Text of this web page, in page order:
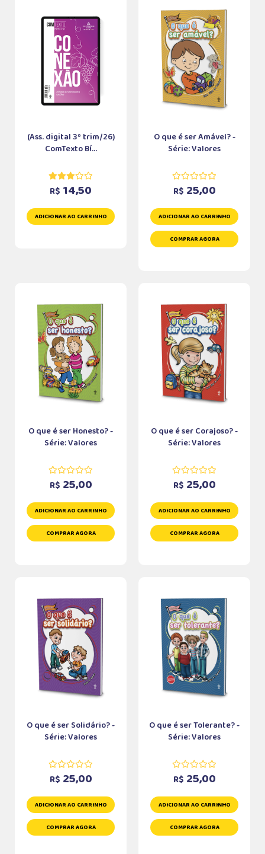
(Ass. digital 3º trim/26)
ComTexto Bí...
R$ 14,50
ADICIONAR AO CARRINHO
O que é ser Amável? -
Série: Valores
R$ 25,00
ADICIONAR AO CARRINHO
COMPRAR AGORA
O que é ser Honesto? -
Série: Valores
R$ 25,00
ADICIONAR AO CARRINHO
COMPRAR AGORA
O que é ser Corajoso? -
Série: Valores
R$ 25,00
ADICIONAR AO CARRINHO
COMPRAR AGORA
O que é ser Solidário? -
Série: Valores
R$ 25,00
ADICIONAR AO CARRINHO
COMPRAR AGORA
O que é ser Tolerante? -
Série: Valores
R$ 25,00
ADICIONAR AO CARRINHO
COMPRAR AGORA